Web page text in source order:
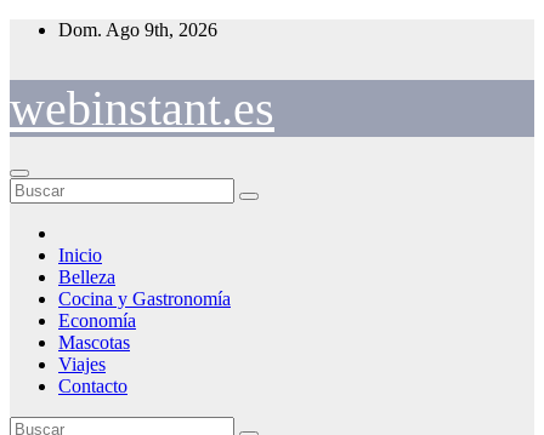
Saltar
Dom. Ago 9th, 2026
webinstant.es
Inicio
Belleza
Cocina y Gastronomía
Economía
Mascotas
Viajes
Contacto